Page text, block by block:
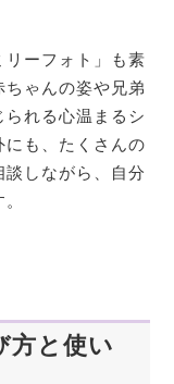
リーフォト」も素
ゃんの姿や兄弟
れる心温まるシ
にも、たくさんの
しながら、自分
方と使い